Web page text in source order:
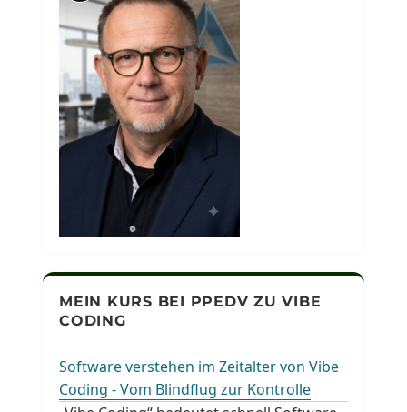
MEIN KURS BEI PPEDV ZU VIBE
CODING
Software verstehen im Zeitalter von Vibe
Coding - Vom Blindflug zur Kontrolle